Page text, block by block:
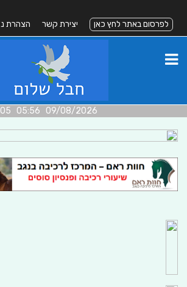
לפרסום באתר לחץ כאן
יצירת קשר הצהרת
09/08/2026 05:56 05